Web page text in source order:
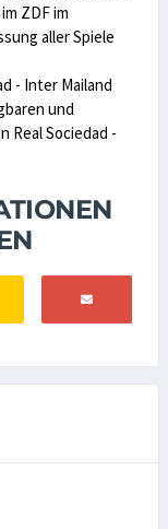
ZDF im
aller Spiele
- Inter Mailand
und
Real Sociedad -